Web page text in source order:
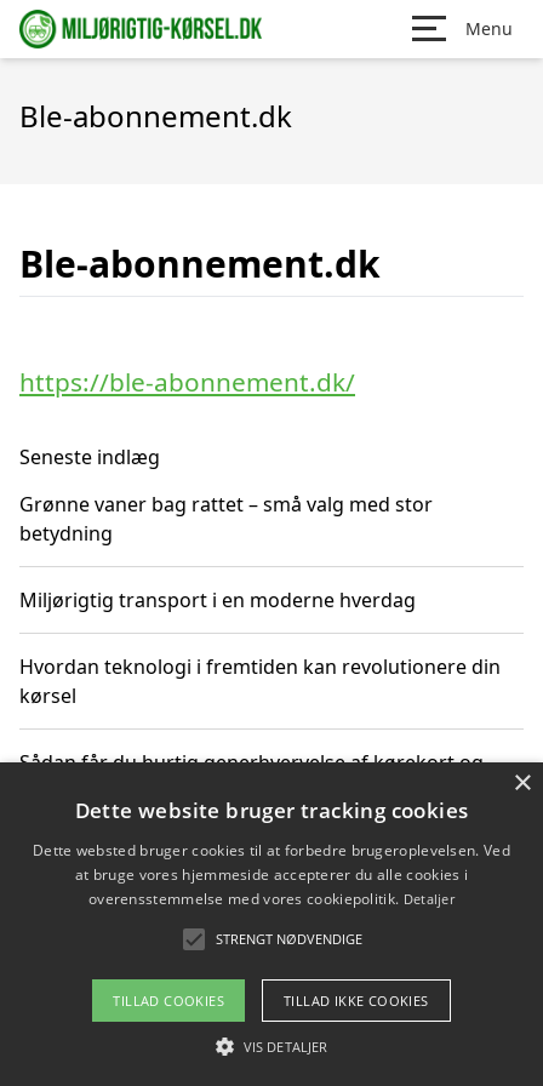
Menu
Ble-abonnement.dk
Ble-abonnement.dk
https://ble-abonnement.dk/
Seneste indlæg
Grønne vaner bag rattet – små valg med stor
betydning
Miljørigtig transport i en moderne hverdag
Hvordan teknologi i fremtiden kan revolutionere din
kørsel
Sådan får du hurtig generhvervelse af kørekort og
Sådan lærer du miljørigtig kørsel hos en køreskole i
Gentofte
Copyright 2026 - Pilanto Aps
Om / kontakt
×
Dette website bruger tracking cookies
Dette websted bruger cookies til at forbedre brugeroplevelsen. Ved
at bruge vores hjemmeside accepterer du alle cookies i
overensstemmelse med vores cookiepolitik. Detaljer
STRENGT NØDVENDIGE
TILLAD COOKIES TILLAD IKKE COOKIES
VIS DETALJER